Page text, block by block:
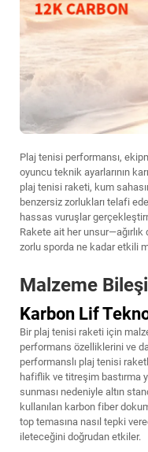
Plaj tenisi performansı,
oyuncu teknik ayarlarının
plaj tenisi raketi, kum
benzersiz zorlukları telafi
hassas vuruşlar
Rakete ait her unsur—ağırlık
zorlu sporda ne kadar etkili
Malzeme
Karbon Lif
Bir plaj tenisi raketi için
performans özelliklerini ve
performanslı plaj tenisi
hafiflik ve titreşim bastırma
sunması nedeniyle altın
kullanılan karbon fiber
top temasına nasıl tepki
ileteceğini doğrudan etkiler.